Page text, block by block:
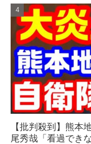
【批判殺到】熊
尾秀哉「看過でき